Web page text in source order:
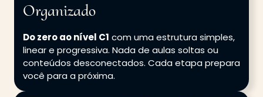
Organizado
Do zero ao nível C1 com uma estrutura simples,
linear e progressiva. Nada de aulas soltas ou
conteúdos desconectados. Cada etapa prepara
você para a próxima.